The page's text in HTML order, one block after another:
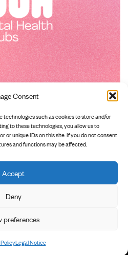
Consent
technologies such as cookies to store and/or
to these technologies, you allow us to
or unique IDs on this site. If you do not consent
and functions may be affected.
Accept
Deny
preferences
Legal Notice